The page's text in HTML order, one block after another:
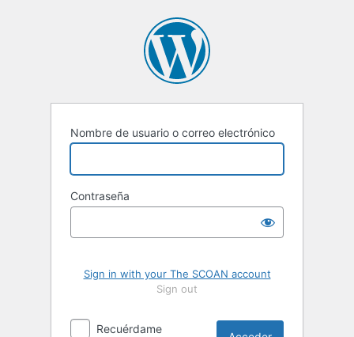
Nombre de usuario o correo electrónico
Contraseña
Sign in with your The SCOAN account
Sign out
Recuérdame